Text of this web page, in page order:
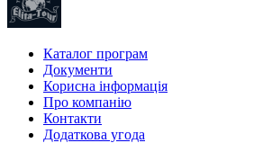
Каталог програм
Документи
Корисна інформація
Про компанію
Контакти
Додаткова угода